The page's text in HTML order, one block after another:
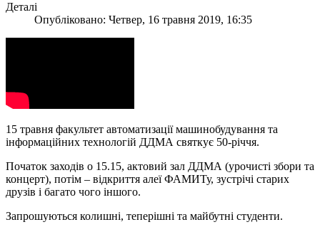
Деталі
Опубліковано: Четвер, 16 травня 2019, 16:35
15 травня факультет автоматизації машинобудування та
інформаційних технологій ДДМА святкує 50-річчя.
Початок заходів о 15.15, актовий зал ДДМА (урочисті збори та
концерт), потім – відкриття алеї ФАМИТу, зустрічі старих
друзів і багато чого іншого.
Запрошуються колишні, теперішні та майбутні студенти.